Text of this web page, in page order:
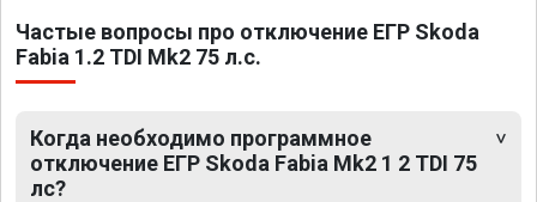
Частые вопросы про отключение ЕГР Skoda
Fabia 1.2 TDI Mk2 75 л.с.
Когда необходимо программное
отключение ЕГР Skoda Fabia Mk2 1 2 TDI 75
лс?